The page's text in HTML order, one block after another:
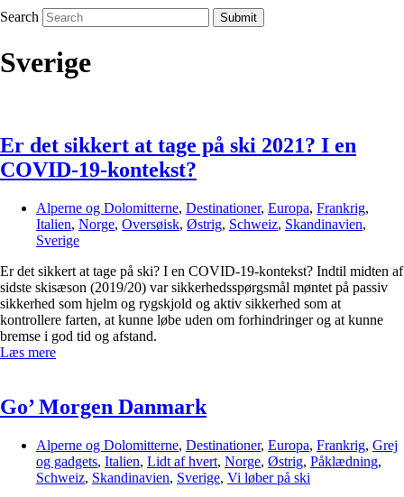
Search Submit
Sverige
Er det sikkert at tage på ski 2021? I en
COVID-19-kontekst?
Alperne og Dolomitterne, Destinationer, Europa, Frankrig,
Italien, Norge, Oversøisk, Østrig, Schweiz, Skandinavien,
Sverige
Er det sikkert at tage på ski? I en COVID-19-kontekst? Indtil midten af
sidste skisæson (2019/20) var sikkerhedsspørgsmål møntet på passiv
sikkerhed som hjelm og rygskjold og aktiv sikkerhed som at
kontrollere farten, at kunne løbe uden om forhindringer og at kunne
bremse i god tid og afstand.
Læs mere
Go’ Morgen Danmark
Alperne og Dolomitterne, Destinationer, Europa, Frankrig, Grej
og gadgets, Italien, Lidt af hvert, Norge, Østrig, Påklædning,
Schweiz, Skandinavien, Sverige, Vi løber på ski